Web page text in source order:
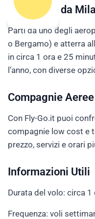
Voli Diretti da
Parti da uno degli
o Bergamo) e atterra
in circa 1 ora e 25
l’anno, con diverse
Compagnie
Con Fly-Go.it puoi
compagnie low cost e
prezzo, servizi e orari
Informazioni Utili
Durata del volo: circa
Frequenza: voli